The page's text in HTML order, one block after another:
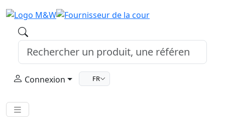
Connexion FR